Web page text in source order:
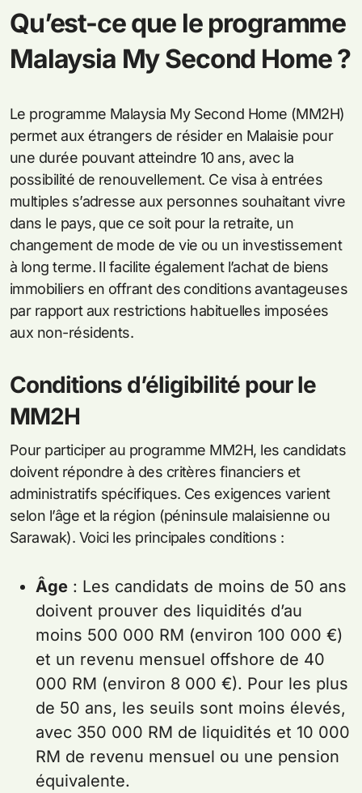
Qu’est-ce que le programme
Malaysia My Second Home ?
Le programme Malaysia My Second Home (MM2H)
permet aux étrangers de résider en Malaisie pour
une durée pouvant atteindre 10 ans, avec la
possibilité de renouvellement. Ce visa à entrées
multiples s’adresse aux personnes souhaitant vivre
dans le pays, que ce soit pour la retraite, un
changement de mode de vie ou un investissement
à long terme. Il facilite également l’achat de biens
immobiliers en offrant des conditions avantageuses
par rapport aux restrictions habituelles imposées
aux non-résidents.
Conditions d’éligibilité pour le
MM2H
Pour participer au programme MM2H, les candidats
doivent répondre à des critères financiers et
administratifs spécifiques. Ces exigences varient
selon l’âge et la région (péninsule malaisienne ou
Sarawak). Voici les principales conditions :
Âge : Les candidats de moins de 50 ans
doivent prouver des liquidités d’au
moins 500 000 RM (environ 100 000 €)
et un revenu mensuel offshore de 40
000 RM (environ 8 000 €). Pour les plus
de 50 ans, les seuils sont moins élevés,
avec 350 000 RM de liquidités et 10 000
RM de revenu mensuel ou une pension
équivalente.